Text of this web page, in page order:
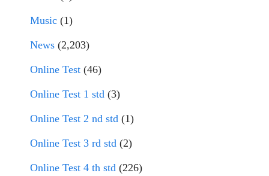
Music (1)
News (2,203)
Online Test (46)
Online Test 1 std (3)
Online Test 2 nd std (1)
Online Test 3 rd std (2)
Online Test 4 th std (226)